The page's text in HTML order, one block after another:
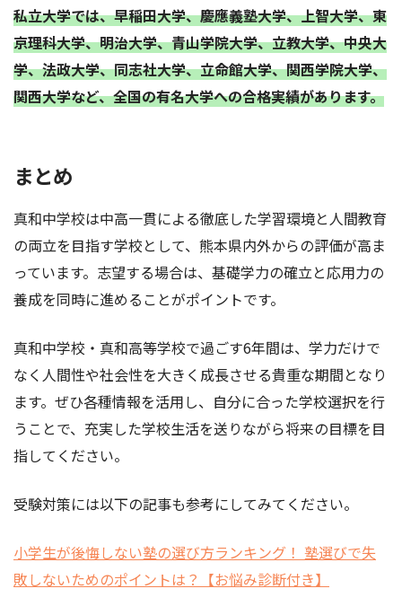
私立大学では、早稲田大学、慶應義塾大学、上智大学、東
京理科大学、明治大学、青山学院大学、立教大学、中央大
学、法政大学、同志社大学、立命館大学、関西学院大学、
関西大学など、全国の有名大学への合格実績があります。
まとめ
真和中学校は中高一貫による徹底した学習環境と人間教育
の両立を目指す学校として、熊本県内外からの評価が高ま
っています。志望する場合は、基礎学力の確立と応用力の
養成を同時に進めることがポイントです。
真和中学校・真和高等学校で過ごす6年間は、学力だけで
なく人間性や社会性を大きく成長させる貴重な期間となり
ます。ぜひ各種情報を活用し、自分に合った学校選択を行
うことで、充実した学校生活を送りながら将来の目標を目
指してください。
受験対策には以下の記事も参考にしてみてください。
小学生が後悔しない塾の選び方ランキング！ 塾選びで失
敗しないためのポイントは？【お悩み診断付き】